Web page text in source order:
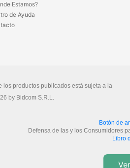
Estamos?
de Ayuda
los productos publicados está sujeta a la
by Bidcom S.R.L.
Botón de
Defensa de las y los Consumidores
Libro